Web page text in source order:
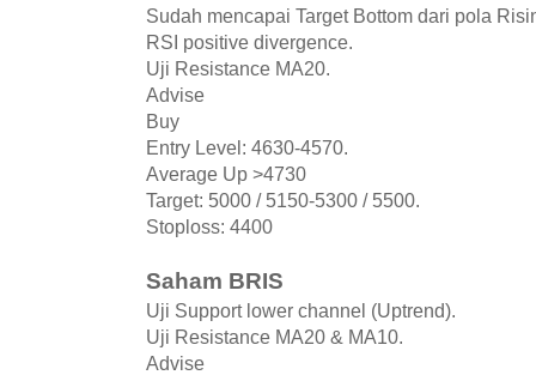
Sudah mencapai Target Bottom dari pola
RSI positive divergence.
Uji Resistance MA20.
Advise
Buy
Entry Level: 4630-4570.
Average Up >4730
Target: 5000 / 5150-5300 / 5500.
Stoploss: 4400
Saham BRIS
Uji Support lower channel (Uptrend).
Uji Resistance MA20 & MA10.
Advise